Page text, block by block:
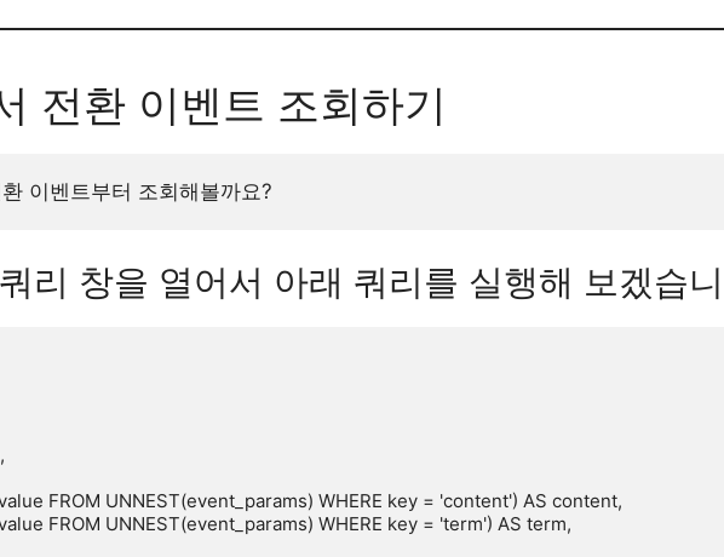
전환 이벤트 조회하기
이벤트부터 조회해볼까요?
리 창을 열어서 아래 쿼리를 실행해 보겠습